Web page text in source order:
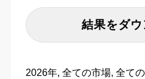
結果をダ
2026年, 全ての市場, 全て